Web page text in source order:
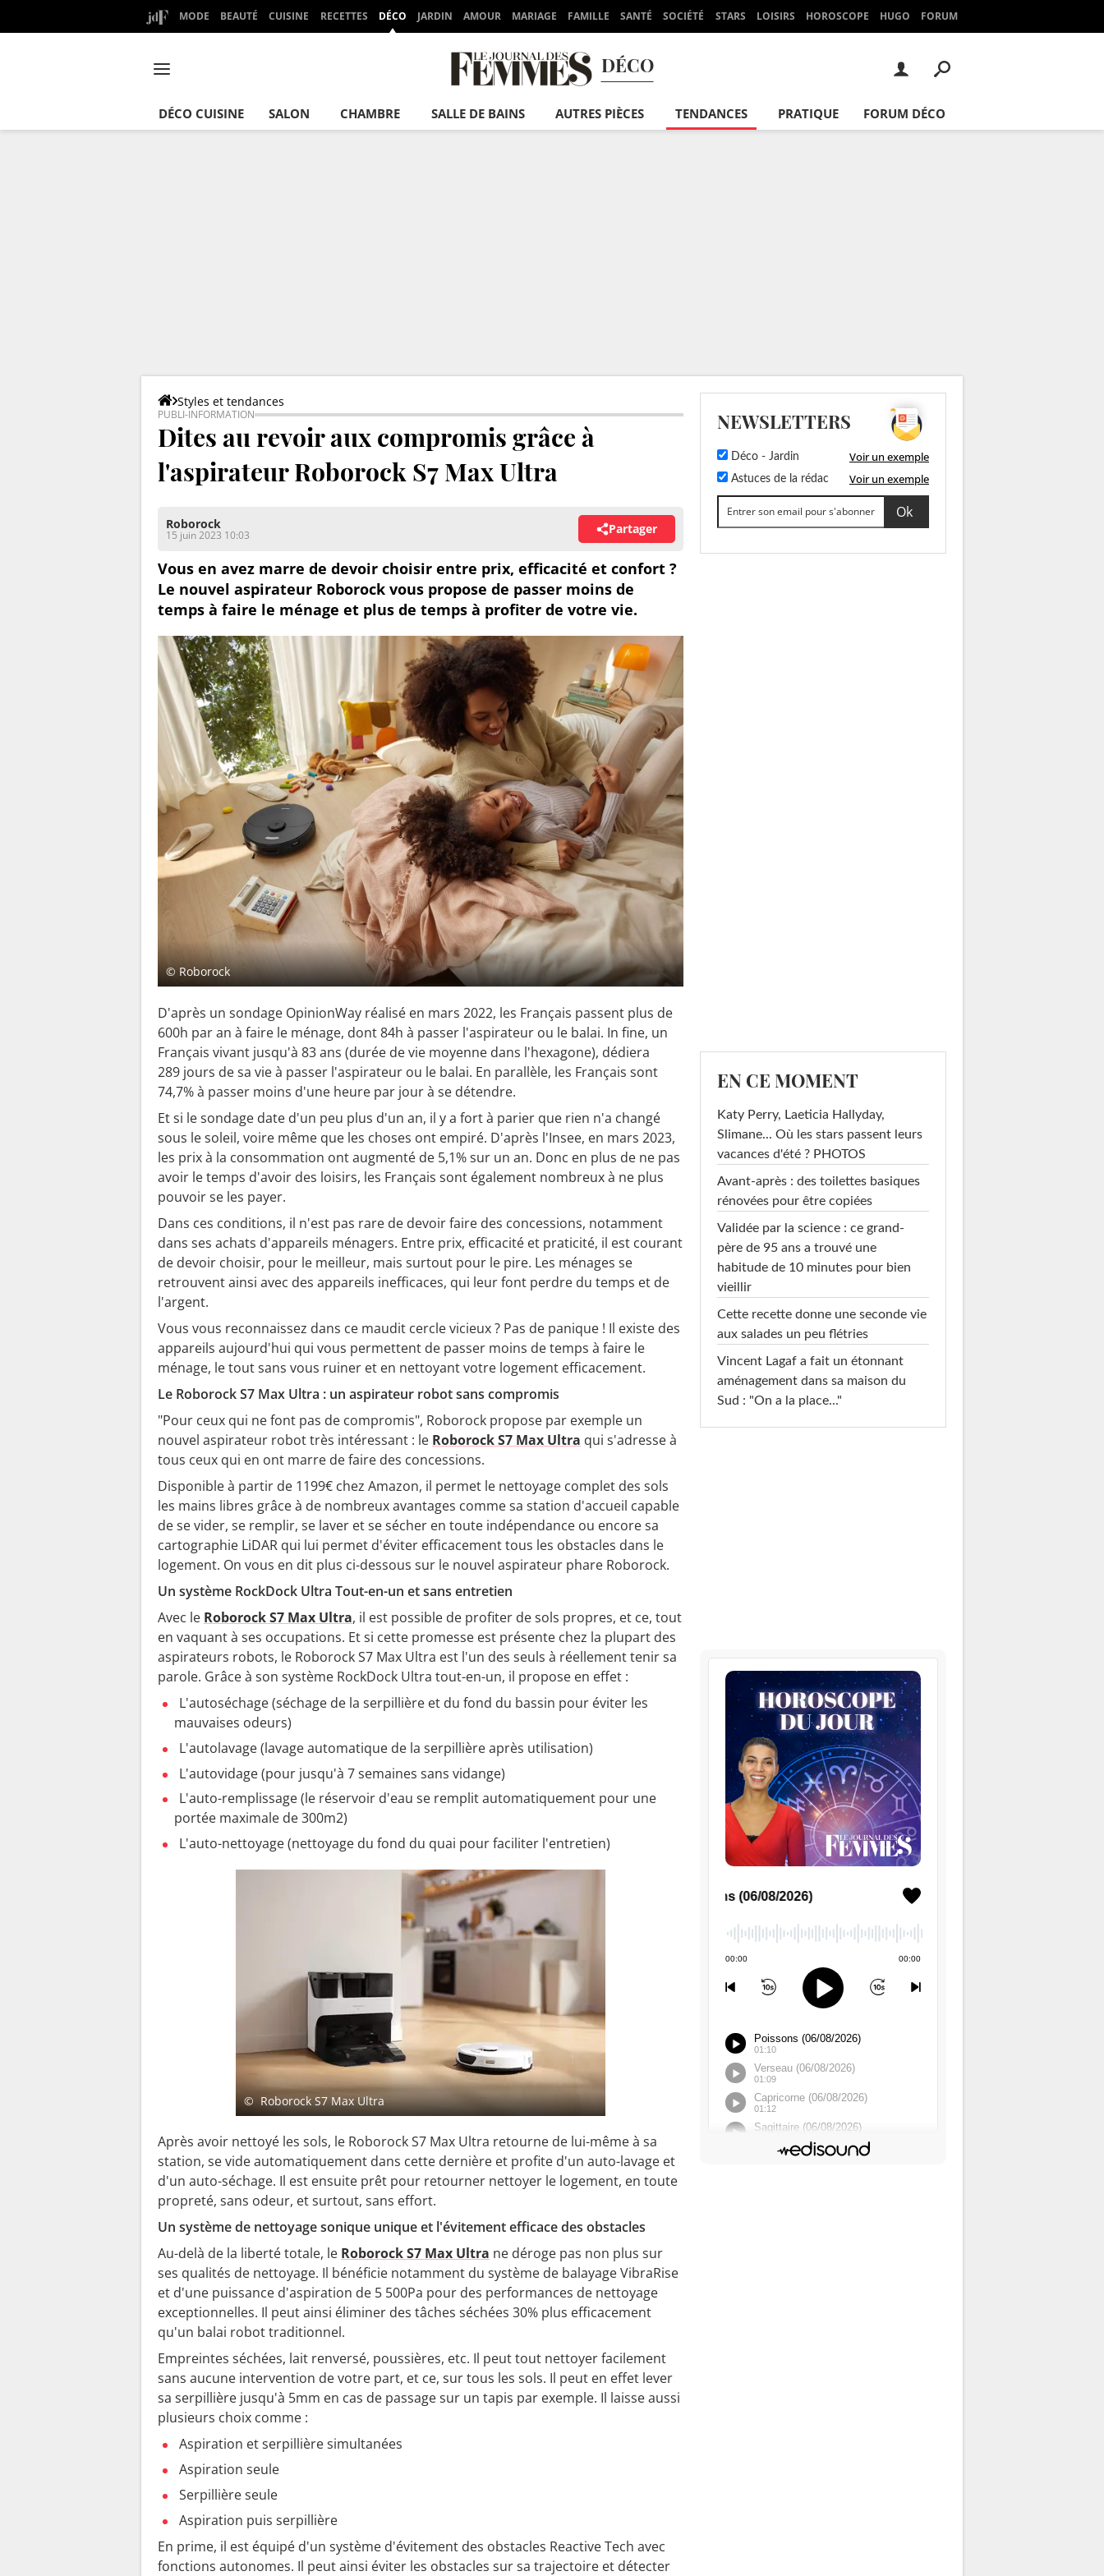
MODE BEAUTÉ CUISINE RECETTES DÉCO JARDIN AMOUR MARIAGE FAMILLE SANTÉ SOCIÉTÉ STARS LOISIRS HOROSCOPE HUGO FORUM
DÉCO
DÉCO CUISINE SALON CHAMBRE SALLE DE BAINS AUTRES PIÈCES TENDANCES PRATIQUE FORUM DÉCO
Styles et tendances
Dites au revoir aux compromis grâce à
l'aspirateur Roborock S7 Max Ultra
Roborock
15 juin 2023 10:03 Partager
Vous en avez marre de devoir choisir entre prix, efficacité et confort ?
Le nouvel aspirateur Roborock vous propose de passer moins de
temps à faire le ménage et plus de temps à profiter de votre vie.
© Roborock
D'après un sondage OpinionWay réalisé en mars 2022, les Français passent plus de
600h par an à faire le ménage, dont 84h à passer l'aspirateur ou le balai. In fine, un
Français vivant jusqu'à 83 ans (durée de vie moyenne dans l'hexagone), dédiera
289 jours de sa vie à passer l'aspirateur ou le balai. En parallèle, les Français sont
74,7% à passer moins d'une heure par jour à se détendre.
Et si le sondage date d'un peu plus d'un an, il y a fort à parier que rien n'a changé
sous le soleil, voire même que les choses ont empiré. D'après l'Insee, en mars 2023,
les prix à la consommation ont augmenté de 5,1% sur un an. Donc en plus de ne pas
avoir le temps d'avoir des loisirs, les Français sont également nombreux à ne plus
pouvoir se les payer.
Dans ces conditions, il n'est pas rare de devoir faire des concessions, notamment
dans ses achats d'appareils ménagers. Entre prix, efficacité et praticité, il est courant
de devoir choisir, pour le meilleur, mais surtout pour le pire. Les ménages se
retrouvent ainsi avec des appareils inefficaces, qui leur font perdre du temps et de
l'argent.
Vous vous reconnaissez dans ce maudit cercle vicieux ? Pas de panique ! Il existe des
appareils aujourd'hui qui vous permettent de passer moins de temps à faire le
ménage, le tout sans vous ruiner et en nettoyant votre logement efficacement.
Le Roborock S7 Max Ultra : un aspirateur robot sans compromis
"Pour ceux qui ne font pas de compromis", Roborock propose par exemple un
nouvel aspirateur robot très intéressant : le Roborock S7 Max Ultra qui s'adresse à
tous ceux qui en ont marre de faire des concessions.
Disponible à partir de 1199€ chez Amazon, il permet le nettoyage complet des sols
les mains libres grâce à de nombreux avantages comme sa station d'accueil capable
de se vider, se remplir, se laver et se sécher en toute indépendance ou encore sa
cartographie LiDAR qui lui permet d'éviter efficacement tous les obstacles dans le
logement. On vous en dit plus ci-dessous sur le nouvel aspirateur phare Roborock.
Un système RockDock Ultra Tout-en-un et sans entretien
Avec le Roborock S7 Max Ultra, il est possible de profiter de sols propres, et ce, tout
en vaquant à ses occupations. Et si cette promesse est présente chez la plupart des
aspirateurs robots, le Roborock S7 Max Ultra est l'un des seuls à réellement tenir sa
parole. Grâce à son système RockDock Ultra tout-en-un, il propose en effet :
L'autoséchage (séchage de la serpillière et du fond du bassin pour éviter les
mauvaises odeurs)
L'autolavage (lavage automatique de la serpillière après utilisation)
L'autovidage (pour jusqu'à 7 semaines sans vidange)
L'auto-remplissage (le réservoir d'eau se remplit automatiquement pour une
portée maximale de 300m2)
L'auto-nettoyage (nettoyage du fond du quai pour faciliter l'entretien)
© Roborock S7 Max Ultra
Après avoir nettoyé les sols, le Roborock S7 Max Ultra retourne de lui-même à sa
station, se vide automatiquement dans cette dernière et profite d'un auto-lavage et
d'un auto-séchage. Il est ensuite prêt pour retourner nettoyer le logement, en toute
propreté, sans odeur, et surtout, sans effort.
Un système de nettoyage sonique unique et l'évitement efficace des obstacles
Au-delà de la liberté totale, le Roborock S7 Max Ultra ne déroge pas non plus sur
ses qualités de nettoyage. Il bénéficie notamment du système de balayage VibraRise
et d'une puissance d'aspiration de 5 500Pa pour des performances de nettoyage
exceptionnelles. Il peut ainsi éliminer des tâches séchées 30% plus efficacement
qu'un balai robot traditionnel.
Empreintes séchées, lait renversé, poussières, etc. Il peut tout nettoyer facilement
sans aucune intervention de votre part, et ce, sur tous les sols. Il peut en effet lever
sa serpillière jusqu'à 5mm en cas de passage sur un tapis par exemple. Il laisse aussi
plusieurs choix comme :
Aspiration et serpillière simultanées
Aspiration seule
Serpillière seule
Aspiration puis serpillière
En prime, il est équipé d'un système d'évitement des obstacles Reactive Tech avec
fonctions autonomes. Il peut ainsi éviter les obstacles sur sa trajectoire et détecter
NEWSLETTERS
Déco - Jardin Voir un exemple
Astuces de la rédac Voir un exemple
EN CE MOMENT
Katy Perry, Laeticia Hallyday,
Slimane... Où les stars passent leurs
vacances d'été ? PHOTOS
Avant-après : des toilettes basiques
rénovées pour être copiées
Validée par la science : ce grand-
père de 95 ans a trouvé une
habitude de 10 minutes pour bien
vieillir
Cette recette donne une seconde vie
aux salades un peu flétries
Vincent Lagaf a fait un étonnant
aménagement dans sa maison du
Sud : "On a la place..."